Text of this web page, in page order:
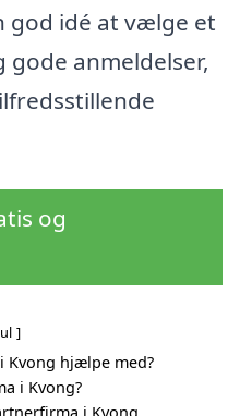
god idé at vælge et
anmeldelser,
og
Kvong hjælpe med?
i Kvong?